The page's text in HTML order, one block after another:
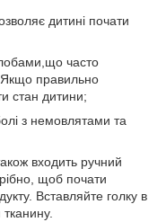
дитині почати
часто
Якщо правильно
стан дитини;
з немовлятами та
входить ручний
щоб почати
Вставляйте голку в